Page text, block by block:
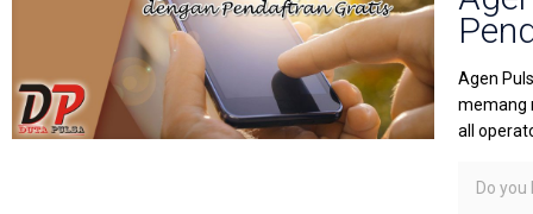
Agen
memang
all
Do you